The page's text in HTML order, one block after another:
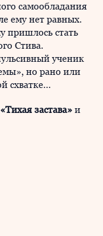
самообладания
ему нет равных.
пришлось стать
Стива.
ученик
но рано или
схватке…
«Тихая застава» и